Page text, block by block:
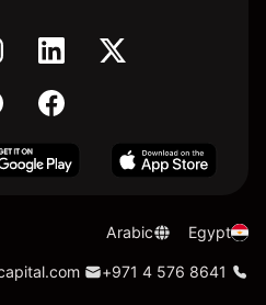
Egypt
Arabic
+971 4 576 8641